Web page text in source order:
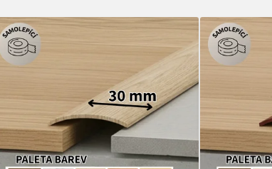
Dřevo
Dub
Hikora 5
Jasan 1
Masiv
WPC 0
Nerez 1